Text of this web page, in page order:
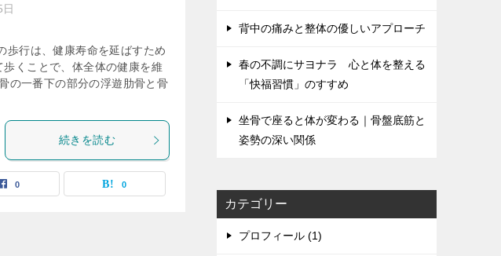
歩行は、健康寿命を延ばすため
くことで、体全体の健康を維
の一番下の部分の浮遊肋骨と骨
続きを読む
0 0
背中の痛みと整体の優しいアプローチ
春の不調にサヨナラ 心と体を整える
「快福習慣」のすすめ
坐骨で座ると体が変わる｜骨盤底筋と
姿勢の深い関係
カテゴリー
プロフィール (1)